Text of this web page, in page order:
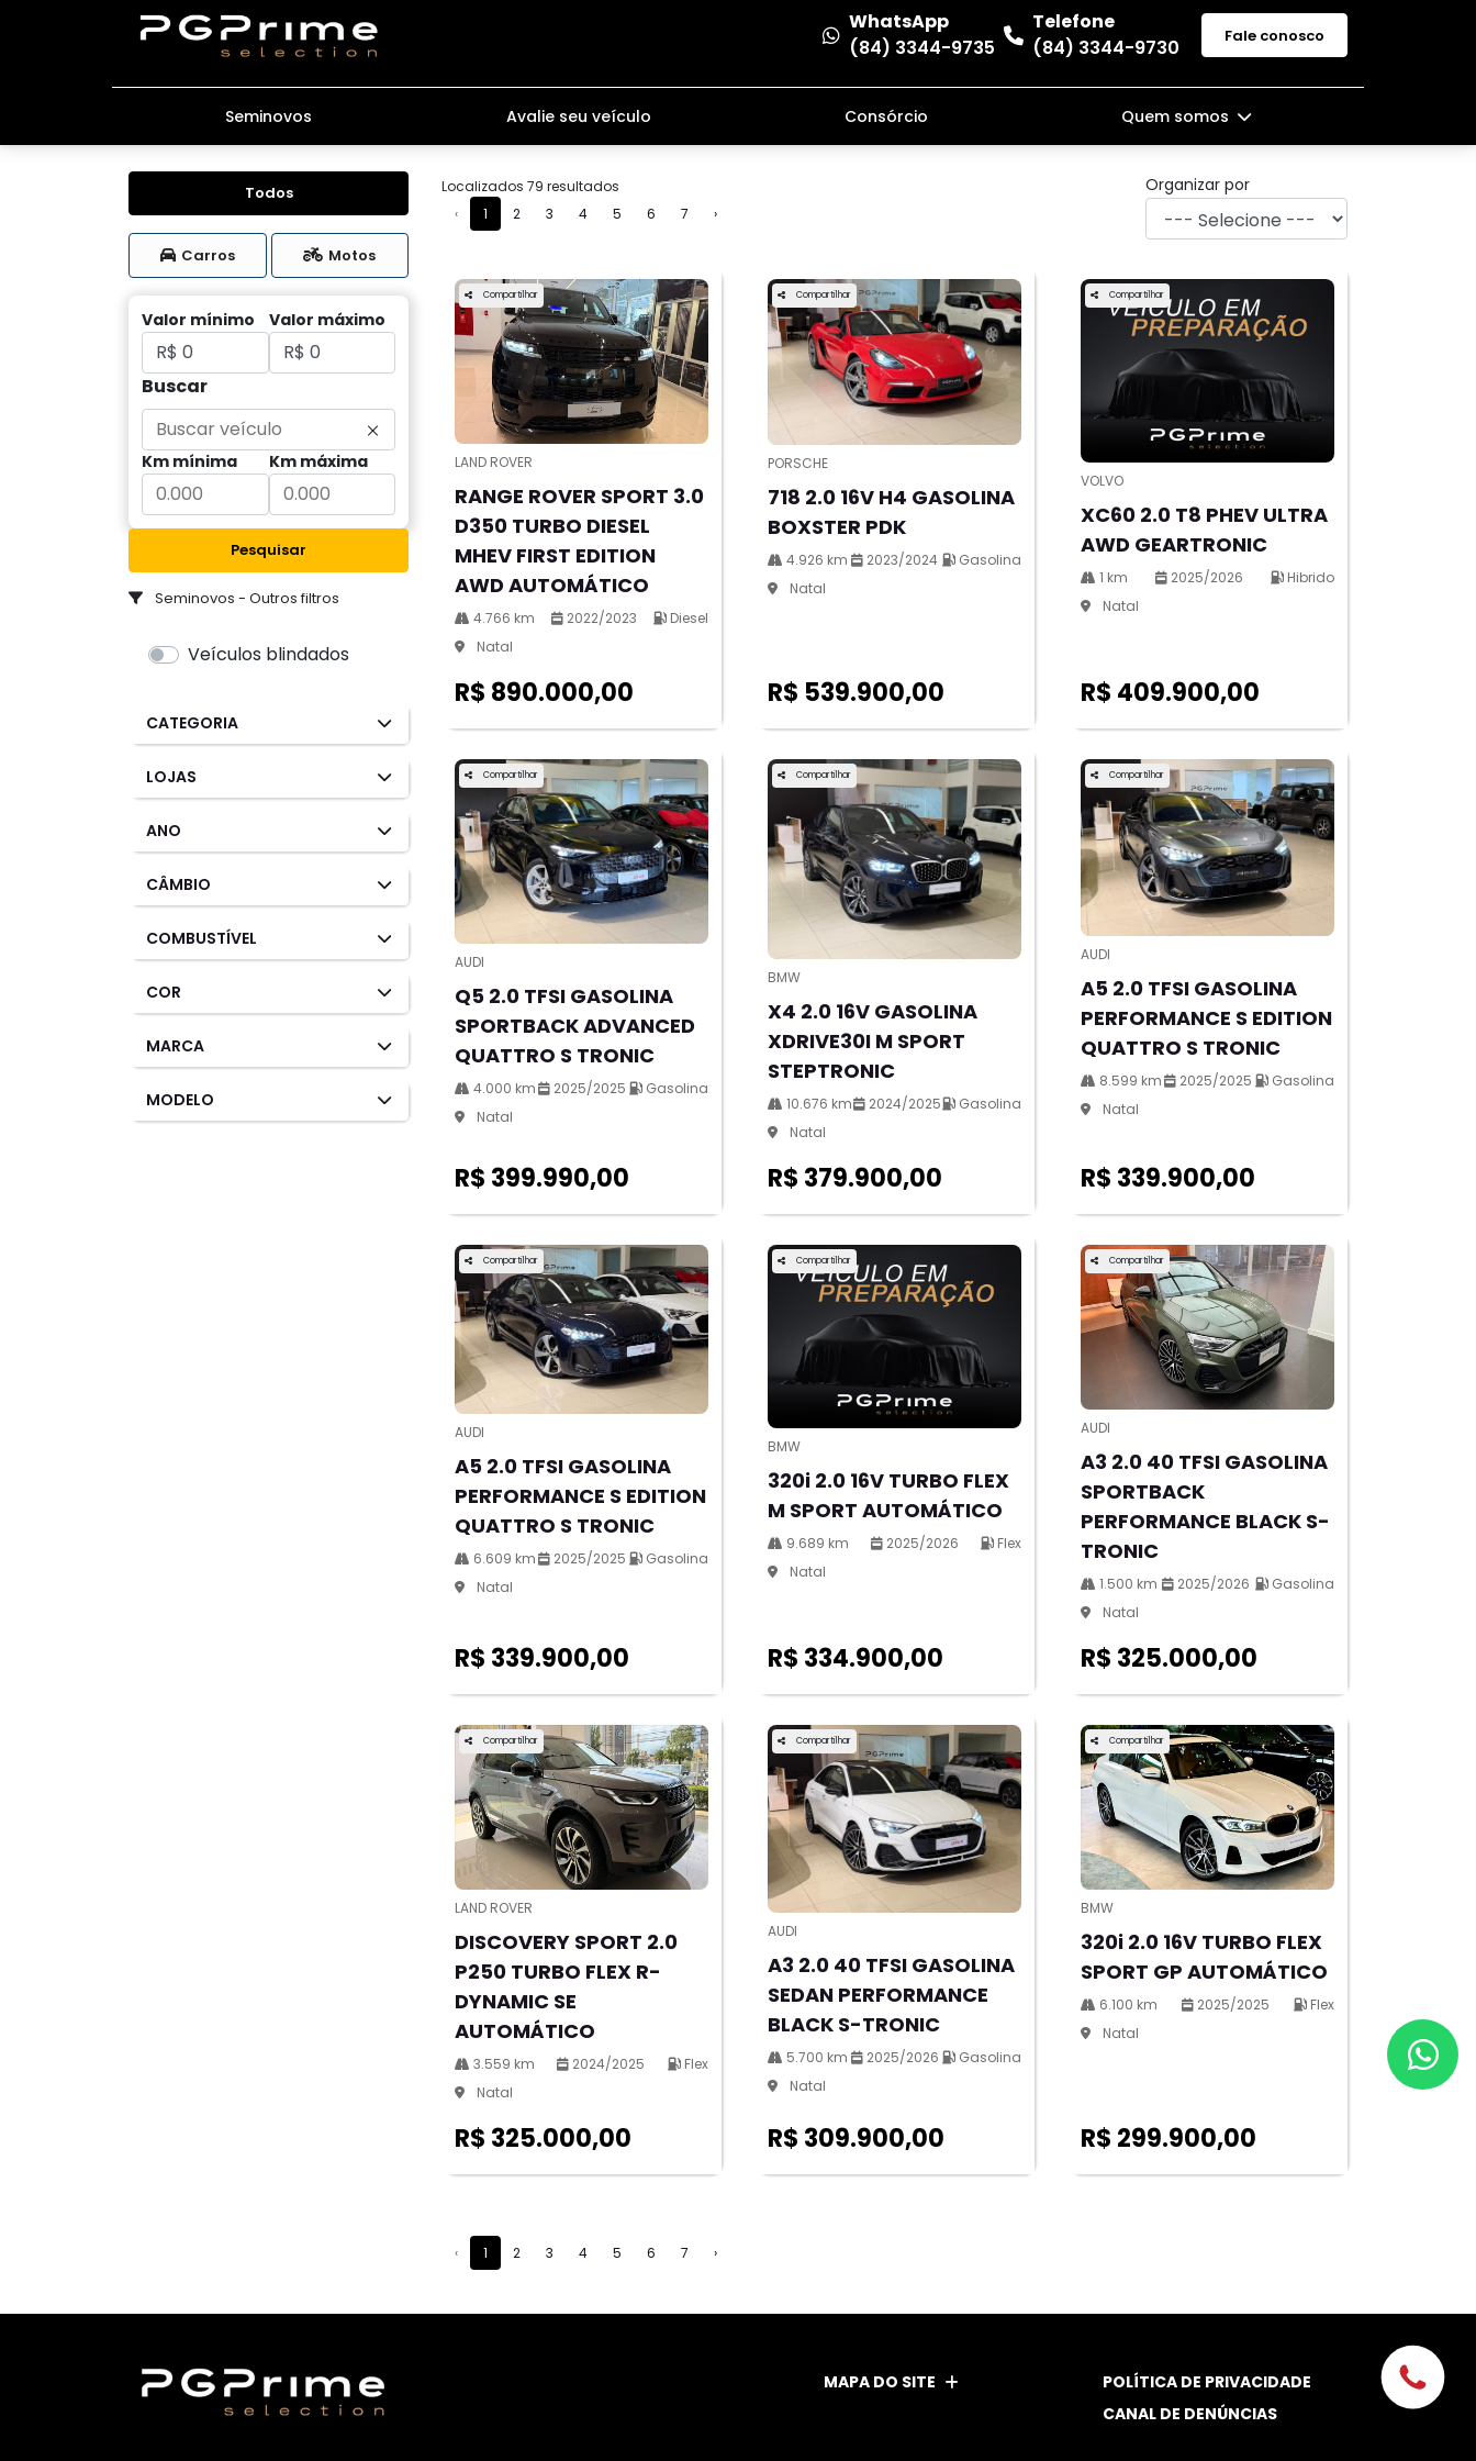
WhatsApp
(84) 3344-9735
Telefone
(84) 3344-9730
Fale conosco
Seminovos Avalie seu veículo Consórcio Quem somos
Todos
Carros Motos
Valor mínimo Valor máximo
Buscar
Km mínima Km máxima
Pesquisar
Seminovos - Outros filtros
Veículos blindados
CATEGORIA
LOJAS
ANO
CÂMBIO
COMBUSTÍVEL
COR
MARCA
MODELO
Localizados 79 resultados
‹
1 2 3 4 5 6 7 ›
Organizar por
Compartilhar
LAND ROVER
RANGE ROVER SPORT 3.0
D350 TURBO DIESEL
MHEV FIRST EDITION
AWD AUTOMÁTICO
4.766 km 2022/2023
Diesel
Natal
R$ 890.000,00
Compartilhar
PORSCHE
718 2.0 16V H4 GASOLINA
BOXSTER PDK
4.926 km 2023/2024
Gasolina
Natal
R$ 539.900,00
Compartilhar
VOLVO
XC60 2.0 T8 PHEV ULTRA
AWD GEARTRONIC
1 km 2025/2026
Hibrido
Natal
R$ 409.900,00
Compartilhar
AUDI
Q5 2.0 TFSI GASOLINA
SPORTBACK ADVANCED
QUATTRO S TRONIC
4.000 km 2025/2025
Gasolina
Natal
R$ 399.990,00
Compartilhar
BMW
X4 2.0 16V GASOLINA
XDRIVE30I M SPORT
STEPTRONIC
10.676 km 2024/2025
Gasolina
Natal
R$ 379.900,00
Compartilhar
AUDI
A5 2.0 TFSI GASOLINA
PERFORMANCE S EDITION
QUATTRO S TRONIC
8.599 km 2025/2025
Gasolina
Natal
R$ 339.900,00
Compartilhar
AUDI
A5 2.0 TFSI GASOLINA
PERFORMANCE S EDITION
QUATTRO S TRONIC
6.609 km 2025/2025
Gasolina
Natal
R$ 339.900,00
Compartilhar
BMW
320i 2.0 16V TURBO FLEX
M SPORT AUTOMÁTICO
9.689 km 2025/2026
Flex
Natal
R$ 334.900,00
Compartilhar
AUDI
A3 2.0 40 TFSI GASOLINA
SPORTBACK
PERFORMANCE BLACK S-
TRONIC
1.500 km 2025/2026
Gasolina
Natal
R$ 325.000,00
Compartilhar
LAND ROVER
DISCOVERY SPORT 2.0
P250 TURBO FLEX R-
DYNAMIC SE
AUTOMÁTICO
3.559 km 2024/2025
Flex
Natal
R$ 325.000,00
Compartilhar
AUDI
A3 2.0 40 TFSI GASOLINA
SEDAN PERFORMANCE
BLACK S-TRONIC
5.700 km 2025/2026
Gasolina
Natal
R$ 309.900,00
Compartilhar
BMW
320i 2.0 16V TURBO FLEX
SPORT GP AUTOMÁTICO
6.100 km 2025/2025
Flex
Natal
R$ 299.900,00
‹ 1 2 3 4 5 6 7 ›
MAPA DO SITE
POLÍTICA DE PRIVACIDADE
CANAL DE DENÚNCIAS